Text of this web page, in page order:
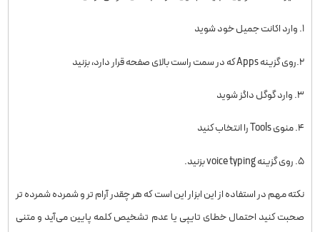
۱. وارد اکانت جمیل خود شوید
۲.روی گزینه Apps که در سمت راست بالای صفحه قرار دارد، بزنید
۳. وارد گوگل داگز شوید
۴. منوی Tools را انتخاب کنید
۵. روی گزینه voice typing بزنید.
نکته مهم در استفاده از این ابزار این است که هر چقدر آرام تر و شمرده شمرده تر
صحبت کنید احتمال خطای تایپی یا عدم تشخیص کلمه پایین می‌آید و متنی